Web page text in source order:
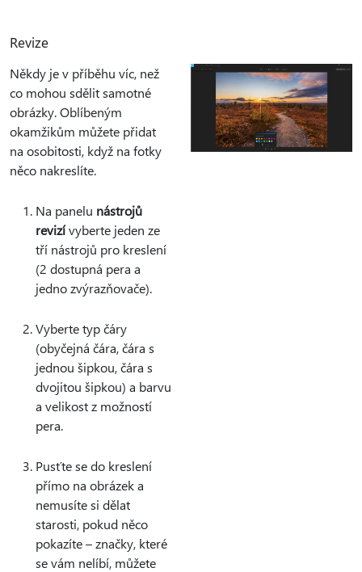
Revize
Někdy je v příběhu víc, než
co mohou sdělit samotné
obrázky. Oblíbeným
okamžikům můžete přidat
na osobitosti, když na fotky
něco nakreslíte.
Na panelu nástrojů
revizívyberte jeden ze
tří nástrojů pro kreslení
(2 dostupná pera a
jedno zvýrazňovače).
Vyberte typ čáry
(obyčejná čára, čára s
jednou šipkou, čára s
dvojitou šipkou) a barvu
a velikost z možností
pera.
Pusťte se do kreslení
přímo na obrázek a
nemusíte si dělat
starosti, pokud něco
pokazíte – značky, které
se vám nelíbí, můžete